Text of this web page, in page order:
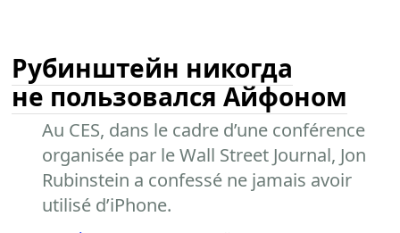
Рубинштейн никогда
не пользовался Айфоном
Au CES, dans le cadre d’une conférence
organisée par le Wall Street Journal, Jon
Rubinstein a confessé ne jamais avoir
utilisé d’iPhone.